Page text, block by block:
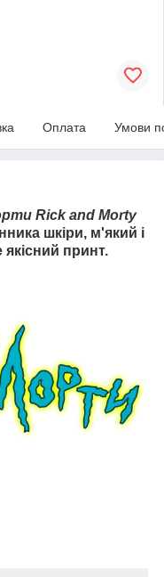
Оплата Умови
Rick and Morty
шкіри, м'який і
принт.